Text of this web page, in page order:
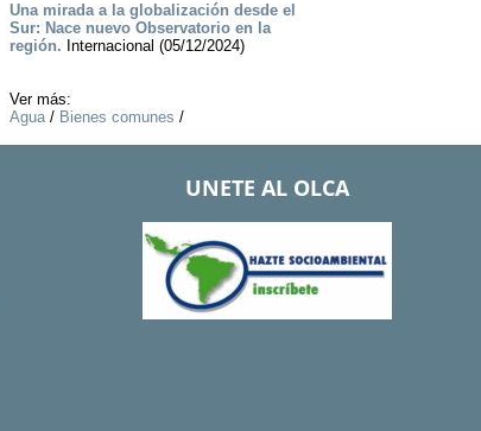
Una mirada a la globalización desde el
Sur: Nace nuevo Observatorio en la
región. Internacional (05/12/2024)
Ver más:
Agua/ Bienes comunes /
UNETE AL OLCA